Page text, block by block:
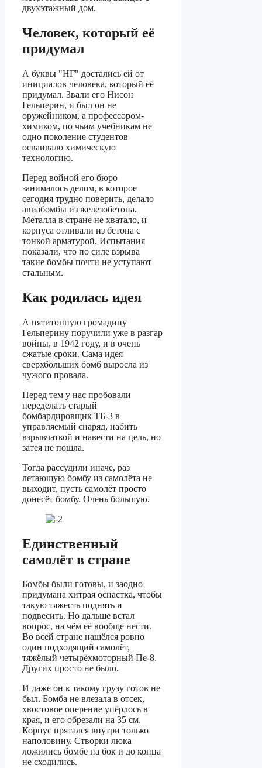
двухэтажный дом.
Человек, который её
придумал
А буквы "НГ" достались ей от
инициалов человека, который её
придумал. Звали его Нисон
Гельперин, и был он не
оружейником, а профессором-
химиком, по чьим учебникам не
одно поколение студентов
осваивало химическую
технологию.
Перед войной его бюро
занималось делом, в которое
сегодня трудно поверить, делало
авиабомбы из железобетона.
Металла в стране не хватало, и
корпуса отливали из бетона с
тонкой арматурой. Испытания
показали, что по силе взрыва
такие бомбы почти не уступают
стальным.
Как родилась идея
А пятитонную громадину
Гельперину поручили уже в разгар
войны, в 1942 году, и в очень
сжатые сроки. Сама идея
сверхбольших бомб выросла из
чужого провала.
Перед тем у нас пробовали
переделать старый
бомбардировщик ТБ-3 в
управляемый снаряд, набить
взрывчаткой и навести на цель, но
затея не пошла.
Тогда рассудили иначе, раз
летающую бомбу из самолёта не
выходит, пусть самолёт просто
донесёт бомбу. Очень большую.
Единственный
самолёт в стране
Бомбы были готовы, и заодно
придумана хитрая оснастка, чтобы
такую тяжесть поднять и
подвесить. Но дальше встал
вопрос, на чём её вообще нести.
Во всей стране нашёлся ровно
один подходящий самолёт,
тяжёлый четырёхмоторный Пе-8.
Других просто не было.
И даже он к такому грузу готов не
был. Бомба не влезала в отсек,
хвостовое оперение упёрлось в
края, и его обрезали на 35 см.
Корпус прятался внутри только
наполовину. Створки люка
ложились бомбе на бок и до конца
не сходились.